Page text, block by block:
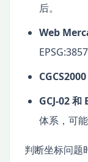
后。
Web
EPSG:3857
CGCS2000
GCJ-02 和
体系，可
判断坐标问题